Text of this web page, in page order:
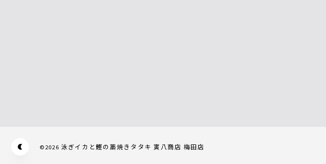
©2026 泳ぎイカと鰹の藁焼きタタキ 寅八商店 梅田店
Appearance mode switch